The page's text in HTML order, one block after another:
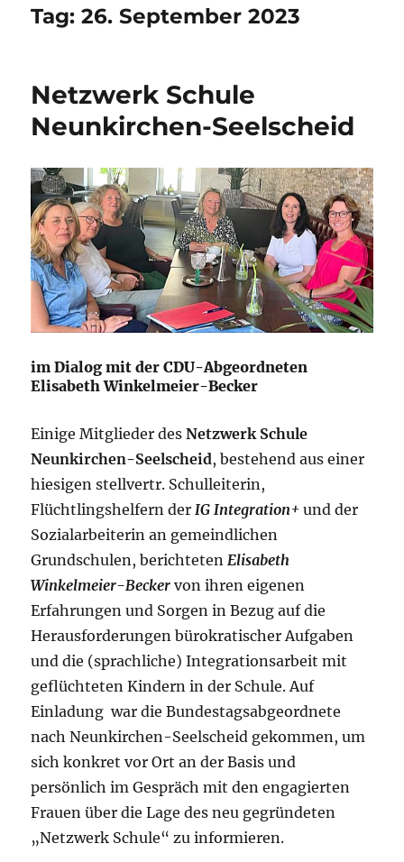
Tag:26. September 2023
Netzwerk Schule
Neunkirchen-Seelscheid
im Dialog mit der CDU-Abgeordneten
Elisabeth Winkelmeier-Becker
Einige Mitglieder desNetzwerk Schule
Neunkirchen-Seelscheid, bestehend aus einer
hiesigen stellvertr. Schulleiterin,
Flüchtlingshelfern derIG Integration+ und der
Sozialarbeiterin an gemeindlichen
Grundschulen, berichtetenElisabeth
Winkelmeier-Becker von ihren eigenen
Erfahrungen und Sorgen in Bezug auf die
Herausforderungen bürokratischer Aufgaben
und die (sprachliche) Integrationsarbeit mit
geflüchteten Kindern in der Schule. Auf
Einladung war die Bundestagsabgeordnete
nach Neunkirchen-Seelscheid gekommen, um
sich konkret vor Ort an der Basis und
persönlich im Gespräch mit den engagierten
Frauen über die Lage des neu gegründeten
„Netzwerk Schule“ zu informieren.